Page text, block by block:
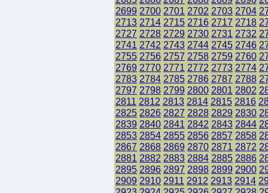
2699 2700 2701 2702 2703 2704
2713 2714 2715 2716 2717 2718
2727 2728 2729 2730 2731 2732
2741 2742 2743 2744 2745 2746
2755 2756 2757 2758 2759 2760
2769 2770 2771 2772 2773 2774
2783 2784 2785 2786 2787 2788
2797 2798 2799 2800 2801 2802
2811 2812 2813 2814 2815 2816
2825 2826 2827 2828 2829 2830
2839 2840 2841 2842 2843 2844
2853 2854 2855 2856 2857 2858
2867 2868 2869 2870 2871 2872
2881 2882 2883 2884 2885 2886
2895 2896 2897 2898 2899 2900
2909 2910 2911 2912 2913 2914